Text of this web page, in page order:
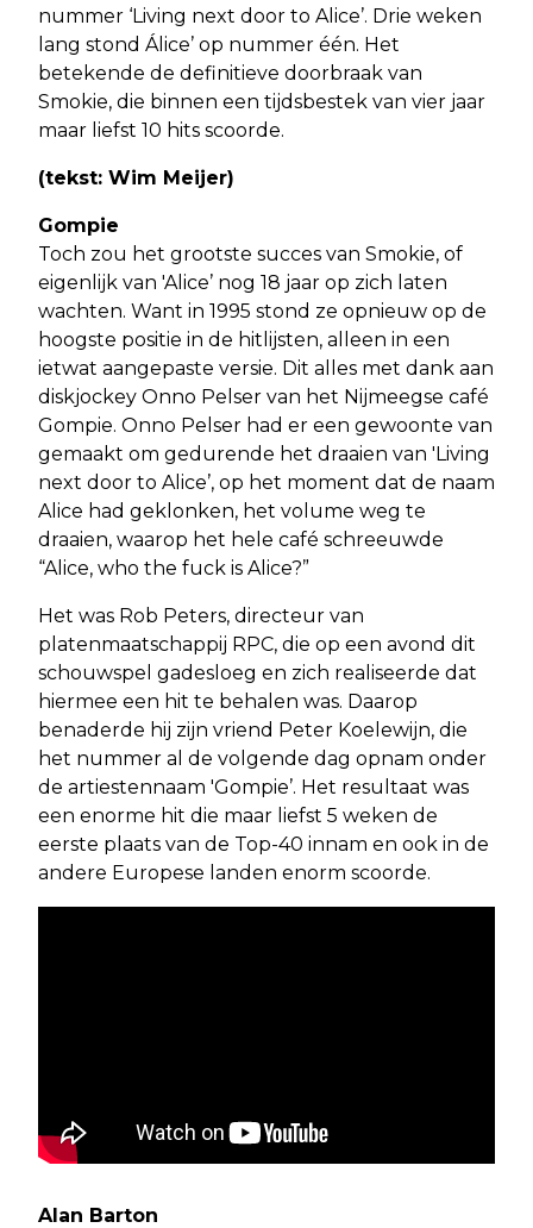
nummer ‘Living next door to Alice’. Drie weken
lang stond Álice’ op nummer één. Het
betekende de definitieve doorbraak van
Smokie, die binnen een tijdsbestek van vier jaar
maar liefst 10 hits scoorde.
(tekst: Wim Meijer)
Gompie
Toch zou het grootste succes van Smokie, of
eigenlijk van 'Alice’ nog 18 jaar op zich laten
wachten. Want in 1995 stond ze opnieuw op de
hoogste positie in de hitlijsten, alleen in een
ietwat aangepaste versie. Dit alles met dank aan
diskjockey Onno Pelser van het Nijmeegse café
Gompie. Onno Pelser had er een gewoonte van
gemaakt om gedurende het draaien van 'Living
next door to Alice’, op het moment dat de naam
Alice had geklonken, het volume weg te
draaien, waarop het hele café schreeuwde
“Alice, who the fuck is Alice?”
Het was Rob Peters, directeur van
platenmaatschappij RPC, die op een avond dit
schouwspel gadesloeg en zich realiseerde dat
hiermee een hit te behalen was. Daarop
benaderde hij zijn vriend Peter Koelewijn, die
het nummer al de volgende dag opnam onder
de artiestennaam 'Gompie’. Het resultaat was
een enorme hit die maar liefst 5 weken de
eerste plaats van de Top-40 innam en ook in de
andere Europese landen enorm scoorde.
Alan Barton